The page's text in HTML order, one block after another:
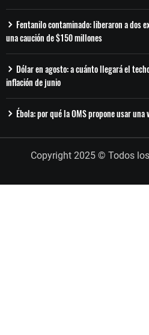
Fentanilo contaminado: liberaron a dos
una caución de $150 millones
Dólar en agosto: a cuánto llegará el
inflación de junio
Ébola: por qué la OMS propone usar
Copyright 2025 © Todos